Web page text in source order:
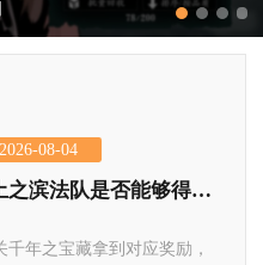
2026-08-04
率土之滨法队是否能够得到千年之宝藏
年之宝藏拿到对应奖励，